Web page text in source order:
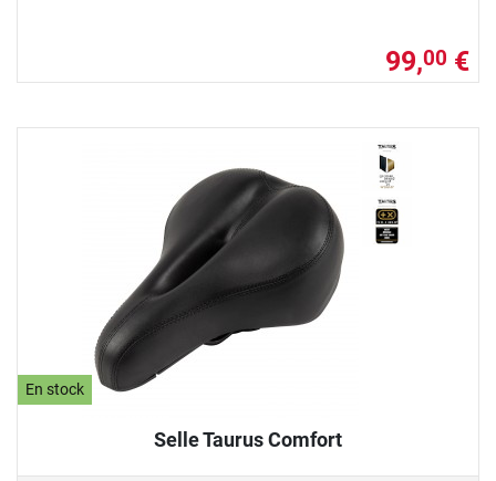
99,00 €
En stock
Selle Taurus Comfort